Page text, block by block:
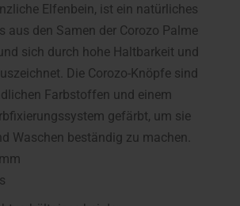
Elfenbein, ist ein natürliches
aus den Samen der Corozo Palme
sich durch hohe Haltbarkeit und
Die Corozo-Knöpfe sind
Farbstoffen und einem
gefärbt, um sie
Waschen beständig zu machen.